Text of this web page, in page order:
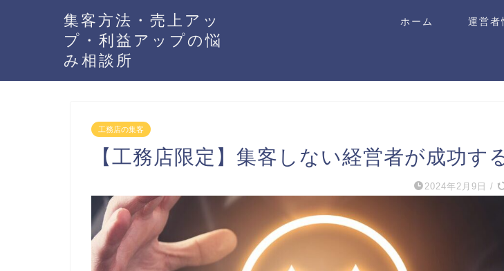
集客方法・売上アッ
プ・利益アップの悩
み相談所
ホーム 運営者
工務店の集客
【工務店限定】集客しない経営者が成功す
2024年2月9日 /